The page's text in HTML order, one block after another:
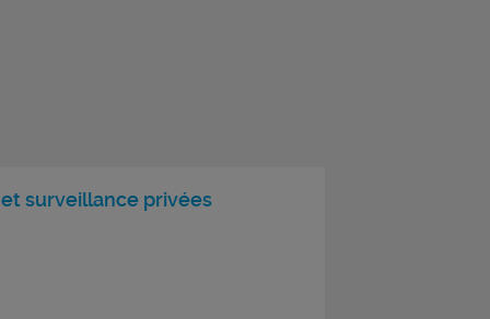
surveillance privées